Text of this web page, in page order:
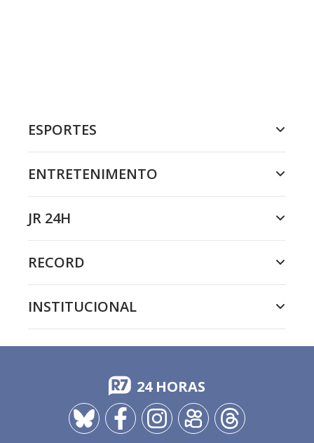
ESPORTES
ENTRETENIMENTO
JR 24H
RECORD
INSTITUCIONAL
24 HORAS